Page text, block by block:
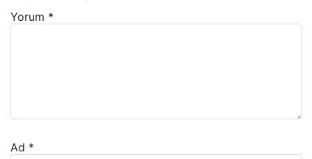
Yorum *
Ad *